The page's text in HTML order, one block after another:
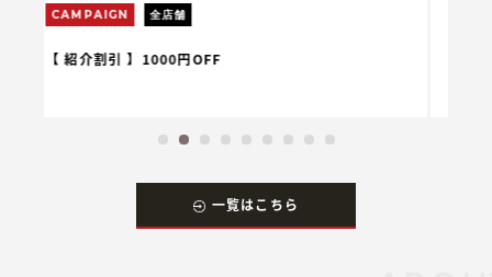
CAMPAIGN
【 学生割引 】20%OFF
一覧はこちら